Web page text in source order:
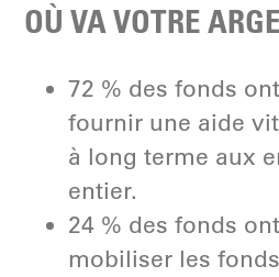
OÙ VA VOTRE
72 % des fonds
fournir une aide
à long terme aux
entier.
24 % des fonds
mobiliser les